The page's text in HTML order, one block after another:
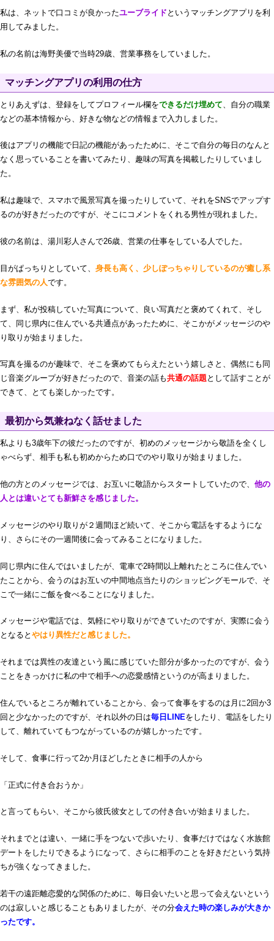
私は、ネットで口コミが良かったユーブライド というマッチングアプリを利
用してみました。
私の名前は海野美優で当時29歳、営業事務をしていました。
マッチングアプリの利用の仕方
とりあえずは、登録をしてプロフィール欄をできるだけ埋めて 、自分の職業
などの基本情報から、好きな物などの情報まで入力しました。
後はアプリの機能で日記の機能があったために、そこで自分の毎日のなんと
なく思っていることを書いてみたり、趣味の写真を掲載したりしていまし
た。
私は趣味で、スマホで風景写真を撮ったりしていて、それをSNSでアップす
るのが好きだったのですが、そこにコメントをくれる男性が現れました。
彼の名前は、湯川彩人さんで26歳、営業の仕事をしている人でした。
目がぱっちりとしていて、 身長も高く、少しぽっちゃりしているのが癒し系
な雰囲気の人です。
まず、私が投稿していた写真について、良い写真だと褒めてくれて、そし
て、同じ県内に住んでいる共通点があったために、そこかがメッセージのや
り取りが始まりました。
写真を撮るのが趣味で、そこを褒めてもらえたという嬉しさと、偶然にも同
じ音楽グループが好きだったので、音楽の話も共通の話題 として話すことが
できて、とても楽しかったです。
最初から気兼ねなく話せました
私よりも3歳年下の彼だったのですが、初めのメッセージから敬語を全くし
ゃべらず、相手も私も初めからため口でのやり取りが始まりました。
他の方とのメッセージでは、お互いに敬語からスタートしていたので、 他の
人とは違いとても新鮮さを感じました。
メッセージのやり取りが２週間ほど続いて、そこから電話をするようにな
り、さらにその一週間後に会ってみることになりました。
同じ県内に住んではいましたが、電車で2時間以上離れたところに住んでい
たことから、会うのはお互いの中間地点当たりのショッピングモールで、そ
こで一緒にご飯を食べることになりました。
メッセージや電話では、気軽にやり取りができていたのですが、実際に会う
となると やはり異性だと感じました。
それまでは異性の友達という風に感じていた部分が多かったのですが、会う
ことをきっかけに私の中で相手への恋愛感情というのが高まりました。
住んでいるところが離れていることから、会って食事をするのは月に2回か3
回と少なかったのですが、それ以外の日は毎日LINEをしたり、電話をしたり
して、離れていてもつながっているのが嬉しかったです。
そして、食事に行って2か月ほどしたときに相手の人から
「正式に付き合おうか」
と言ってもらい、そこから彼氏彼女としての付き合いが始まりました。
それまでとは違い、一緒に手をつないで歩いたり、食事だけではなく水族館
デートをしたりできるようになって、さらに相手のことを好きだという気持
ちが強くなってきました。
若干の遠距離恋愛的な関係のために、毎日会いたいと思って会えないという
のは寂しいと感じることもありましたが、その分会えた時の楽しみが大きか
ったです。